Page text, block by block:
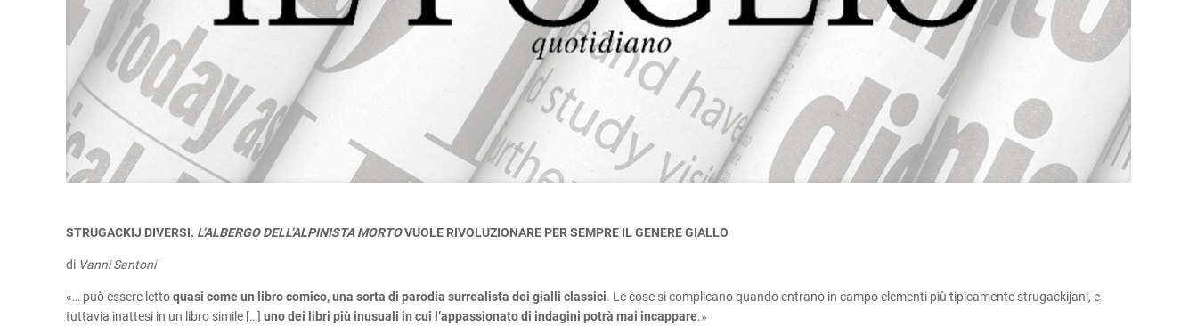
STRUGACKIJ DIVERSI. L’ALBERGO DELL’ALPINISTA MORTOVUOLE RIVOLUZIONARE PER SEMPRE IL GENERE GIALLO
di Vanni Santoni
«… può essere lettoquasi come un libro comico, una sorta di parodia surrealista dei gialli classici. Le cose si complicano quando entrano in campo elementi più tipicamente strugackijani, e
tuttavia inattesi in un libro simile […] uno dei libri più inusuali in cui l’appassionato di indagini potrà mai incappare.»